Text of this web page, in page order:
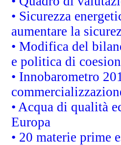
• Sicurezza
aumentare la
• Modifica del
e politica di
• Innobarometro
• Acqua di qualità
Europa
• 20 materie prime